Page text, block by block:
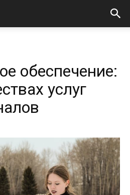
обеспечение:
услуг